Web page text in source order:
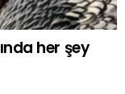
her şey